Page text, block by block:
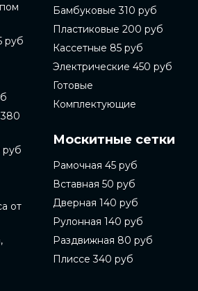
руб
от
Бамбуковые 310 руб
Пластиковые 200 руб
Кассетные 85 руб
Электрические 450 руб
Готовые
Комплектующие
Москитные сетки
Рамочная 45 руб
Вставная 50 руб
Дверная 140 руб
Рулонная 140 руб
Раздвижная 80 руб
Плиссе 340 руб